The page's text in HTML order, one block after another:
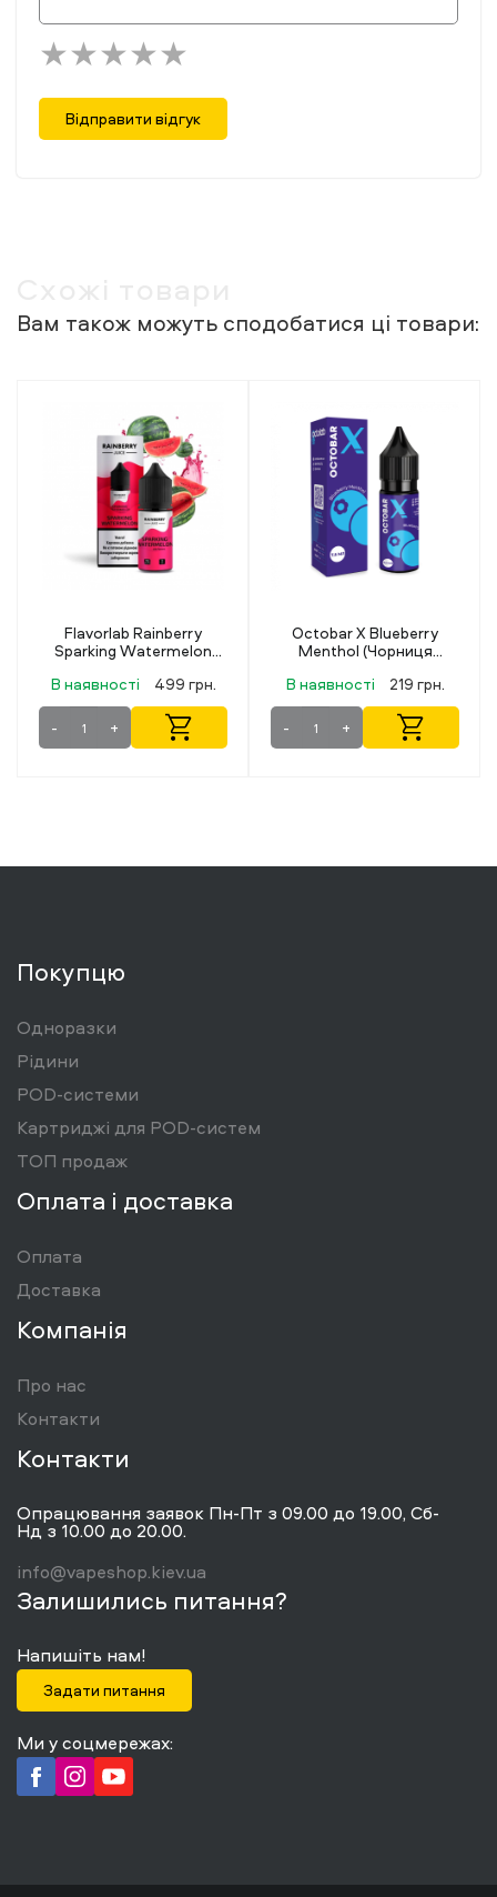
Відправити відгук
Вам також можуть сподобатися ці товари:
Octobar X Blueberry
Menthol (Чорниця
В наявності 219 грн.
- +
Octobar X Berry Mix
(Ягідний Мікс) 15 мл 50 мг
В наявності
219 грн.
- +
Покупцю
Одноразки
Рідини
POD-системи
Картриджі для POD-систем
ТОП продаж
Оплата і доставка
Оплата
Доставка
Компанія
Про нас
Контакти
Контакти
Опрацювання заявок Пн-Пт з 09.00 до 19.00, Сб-
Нд з 10.00 до 20.00.
info@vapeshop.kiev.ua
Залишились питання?
Напишіть нам!
Задати питання
Ми у соцмережах: